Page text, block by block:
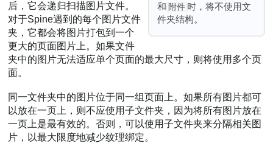
和 附件 时，将不使用文
件夹结构。
后，它会递归扫描图片文件。
对于Spine遇到的每个图片文件
夹，它都会将图片打包到一个
更大的页面图片上。如果文件
夹中的图片无法适应单个页面的最大尺寸，则将使用多个页
面。
同一文件夹中的图片位于同一组页面上。如果所有图片都可
以放在一页上，则不应使用子文件夹，因为将所有图片放在
一页上是最有效的。否则，可以使用子文件夹来分隔相关图
片，以最大限度地减少纹理绑定。